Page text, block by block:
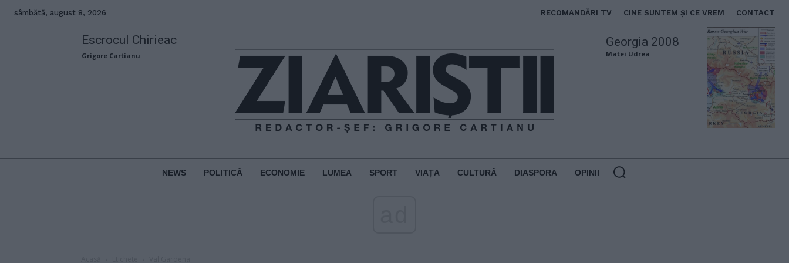
sâmbătă, august 8, 2026 RECOMANDĂRI TV CINE SUNTEM ȘI CE VREM CONTACT
Escrocul Chirieac
Grigore Cartianu
Georgia 2008
Matei Udrea
NEWS POLITICĂ ECONOMIE LUMEA SPORT VIAȚA CULTURĂ DIASPORA OPINII